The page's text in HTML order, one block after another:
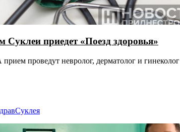
Суклеи приедет «Поезд здоровья»
проведут невролог, дерматолог и гинеколог
Суклея